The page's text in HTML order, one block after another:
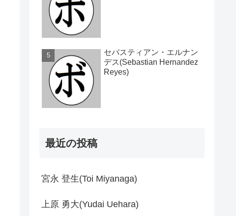
セバスティアン・エルナン
デス(Sebastian Hernandez
Reyes)
最近の投稿
宮永 登生(Toi Miyanaga)
上原 勇大(Yudai Uehara)